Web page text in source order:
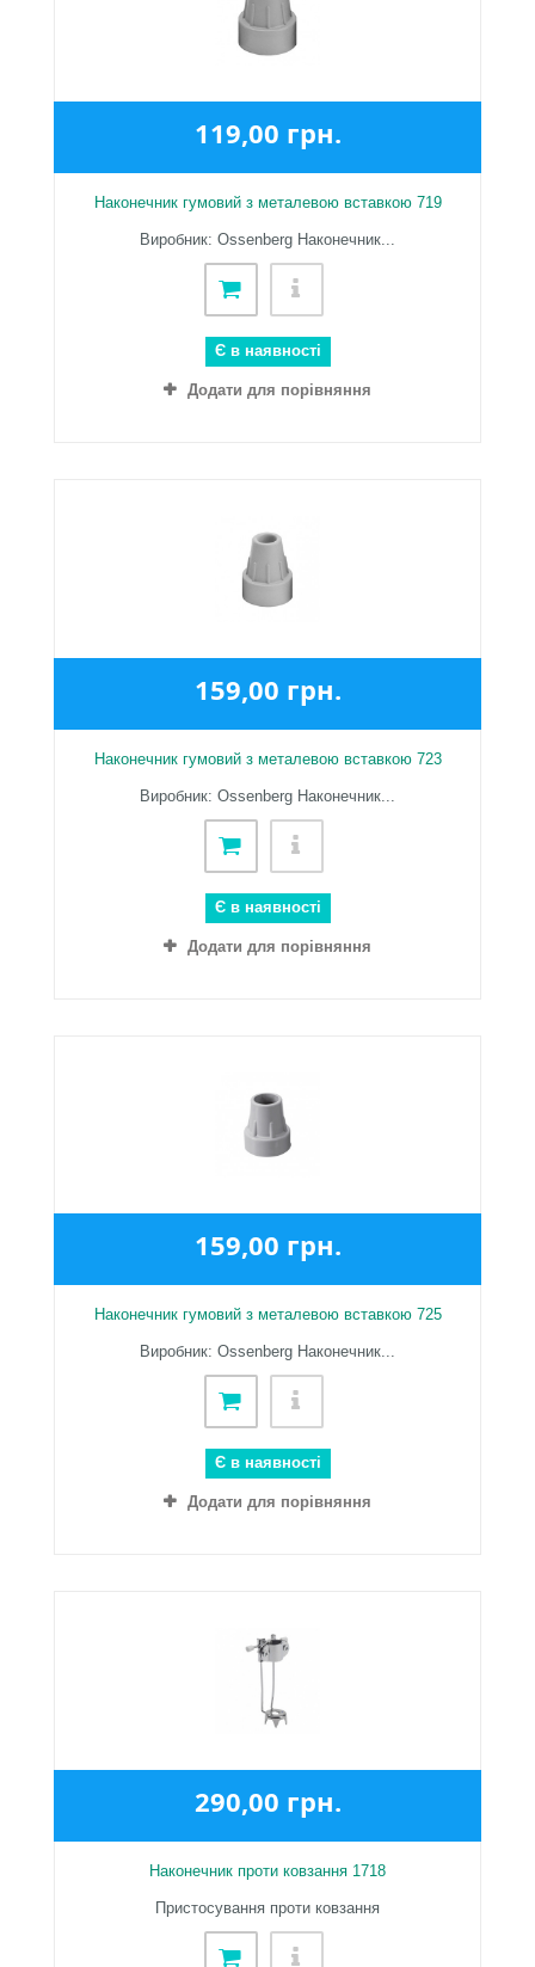
119,00 грн.
Наконечник гумовий з металевою вставкою 719
Виробник: Ossenberg Наконечник...
Є в наявності
Додати для порівняння
159,00 грн.
Наконечник гумовий з металевою вставкою 723
Виробник: Ossenberg Наконечник...
Є в наявності
Додати для порівняння
159,00 грн.
Наконечник гумовий з металевою вставкою 725
Виробник: Ossenberg Наконечник...
Є в наявності
Додати для порівняння
290,00 грн.
Наконечник проти ковзання 1718
Пристосування проти ковзання